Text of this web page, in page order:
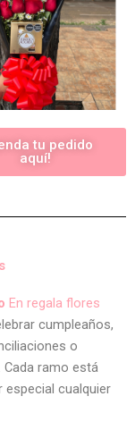
tu pedido
aquí!
En regala flores
cumpleaños,
o
Cada ramo está
cualquier